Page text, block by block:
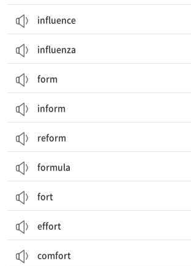
influence
influenza
form
inform
reform
formula
fort
effort
comfort